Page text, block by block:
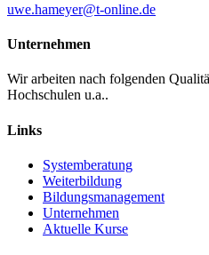
uwe.hameyer@t-online.de
Unternehmen
Wir arbeiten nach folgenden
Hochschulen u.a..
Links
Systemberatung
Weiterbildung
Bildungsmanagement
Unternehmen
Aktuelle Kurse